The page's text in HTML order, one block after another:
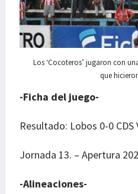
Los ‘Cocoteros’ jugaron con
que
-Ficha del juego-
Resultado: Lobos 0-0 CDS
Jornada 13. – Apertura
-Alineaciones-